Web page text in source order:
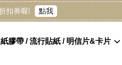
扣券喔! 點我
紙膠帶 / 流行貼紙 / 明信片&卡片